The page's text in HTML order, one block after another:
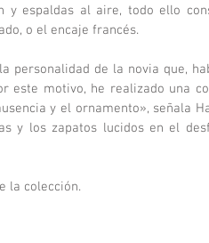
y espaldas al aire, todo ello
o el encaje francés.
personalidad de la novia que,
este motivo, he realizado una
y el ornamento», señala
y los zapatos lucidos en el
la colección.